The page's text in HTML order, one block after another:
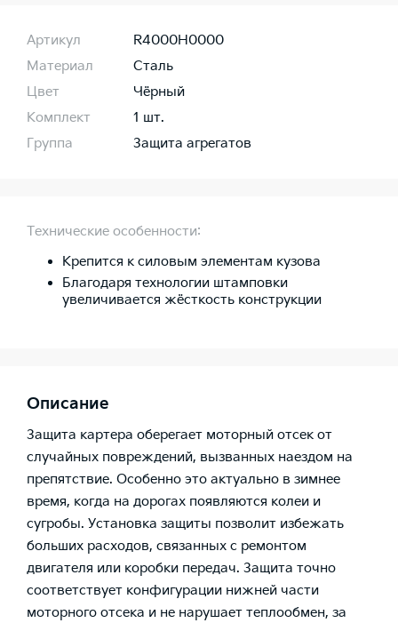
Артикул
R4000H0000
Материал
Сталь
Цвет
Чёрный
Комплект
1 шт.
Группа
Защита агрегатов
Технические особенности:
Крепится к силовым элементам кузова
Благодаря технологии штамповки
увеличивается жёсткость конструкции
Описание
Защита картера оберегает моторный отсек от
случайных повреждений, вызванных наездом на
препятствие. Особенно это актуально в зимнее
время, когда на дорогах появляются колеи и
сугробы. Установка защиты позволит избежать
больших расходов, связанных с ремонтом
двигателя или коробки передач. Защита точно
соответствует конфигурации нижней части
моторного отсека и не нарушает теплообмен, за